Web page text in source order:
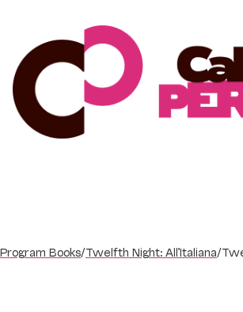
content
Program Books/Twelfth Night: All’Italiana/